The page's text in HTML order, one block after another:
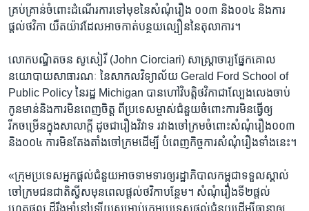
គ្រប់គ្រាន់​ចំពោះ​ដំណើរការ​ទៅមុខ​នៃ​សំណុំរឿង​ ០០៣ និង​០០៤​ និង​ការ
ផ្តល់​ថវិកា​ យឺតយ៉ាវ​ដែល​អាច​កាត់​បន្ថយ​ល្បឿន​នៃ​តុលាការ។
លោកបណ្ឌិត​ចន សូសៀរី ​(John Ciorciari) ​សាស្ត្រាចារ្យ​ផ្នែកគោល​
នយោបាយ​សាធារណៈ ​នៃ​សាកលវិទ្យាល័យ ​Gerald Ford School ​of
Public Policy ​នៃ​រដ្ឋ ​Michigan​ បាន​ហៅ​វិបត្តិ​ថវិកា​ជា​ល្បែង​លេង​ចាប់​
កូន​មាន់​និង​ការមិន​ពេញចិត្ត ​ពី​ប្រទេស​ម្ចាស់​ជំនួយ​ចំពោះ​ការ​មិន​ធ្វើ​ឲ្យ​
រីកចម្រើន​ក្នុង​សាលាក្តី​ ដូចជា​រឿង​វិវាទ​ រវាង​ចៅក្រម​ចំពោះ​សំណុំរឿង​០០៣
និង០០៤​ ការមិន​តែងតាំង​ចៅក្រម​ដើម្បី ​បំពេញ​កិច្ចការ​សំណុំរឿង​ទាំងនេះ។
«ក្រុម​ប្រទេស​អ្នកផ្តល់​ជំនួយ​អាចទាមទារ​ឲ្យ​រដ្ឋាភិបាល​កម្ពុជា​ទទួល​ស្គាល់​
ចៅក្រម​ជនជាតិ​ស្វីស​មុន​ពេល​ផ្តល់ថវិកា​បន្ថែម។​ សំណុំរឿង​ទី២​ផ្តល់​
ហេតុផល​ ដ៏​រឹងមាំ​នៅ​ឡើយ​សម្រាប់​ក្រុម​ប្រទេស​ផ្តល់​ជំនួយ​ដើម្បី​ធានា​ឲ្យ​